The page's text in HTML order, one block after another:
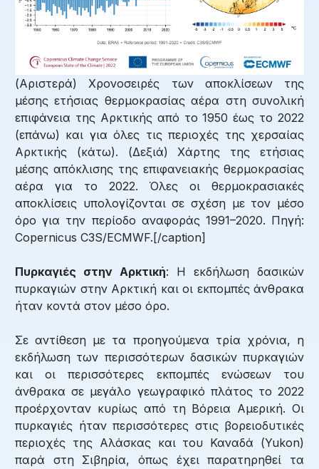
(Αριστερά) Χρονοσειρές των αποκλίσεων της
μέσης ετήσιας θερμοκρασίας αέρα στη συνολική
επιφάνεια της Αρκτικής από το 1950 έως το 2022
(επάνω) και για όλες τις περιοχές της χερσαίας
Αρκτικής (κάτω). (Δεξιά) Χάρτης της ετήσιας
μέσης απόκλισης της επιφανειακής θερμοκρασίας
αέρα για το 2022. Όλες οι θερμοκρασιακές
αποκλίσεις υπολογίζονται σε σχέση με τον μέσο
όρο για την περίοδο αναφοράς 1991–2020. Πηγή:
Copernicus C3S/ECMWF.[/caption]
Πυρκαγιές στην Αρκτική: Η εκδήλωση δασικών
πυρκαγιών στην Αρκτική και οι εκπομπές άνθρακα
ήταν κοντά στον μέσο όρο.
Σε αντίθεση με τα προηγούμενα τρία χρόνια, η
εκδήλωση των περισσότερων δασικών πυρκαγιών
και οι περισσότερες εκπομπές ενώσεων του
άνθρακα σε μεγάλο γεωγραφικό πλάτος το 2022
προέρχονταν κυρίως από τη Βόρεια Αμερική. Οι
πυρκαγιές ήταν περισσότερες στις βορειοδυτικές
περιοχές της Αλάσκας και του Καναδά (Yukon)
παρά στη Σιβηρία, όπως έχει παρατηρηθεί τα